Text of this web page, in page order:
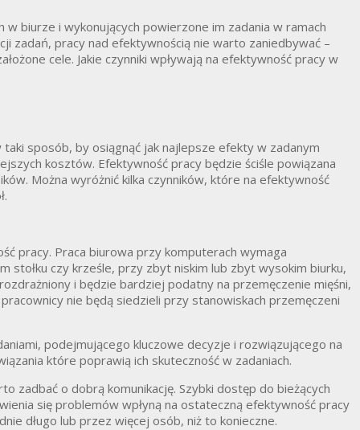
biurze i wykonujących powierzone im zadania w ramach
zadań, pracy nad efektywnością nie warto zaniedbywać –
cele. Jakie czynniki wpływają na efektywność pracy w
sposób, by osiągnąć jak najlepsze efekty w zadanym
kosztów. Efektywność pracy będzie ściśle powiązana
Można wyróżnić kilka czynników, które na efektywność
pracy. Praca biurowa przy komputerach wymaga
czy krześle, przy zbyt niskim lub zbyt wysokim biurku,
i będzie bardziej podatny na przemęczenie mięśni,
nie będą siedzieli przy stanowiskach przemęczeni
podejmującego kluczowe decyzje i rozwiązującego na
które poprawią ich skuteczność w zadaniach.
zadbać o dobrą komunikację. Szybki dostęp do bieżących
się problemów wpłyną na ostateczną efektywność pracy
długo lub przez więcej osób, niż to konieczne.